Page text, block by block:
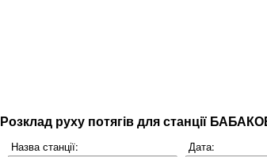
Розклад руху потягів для станції
Назва станції: Дата: